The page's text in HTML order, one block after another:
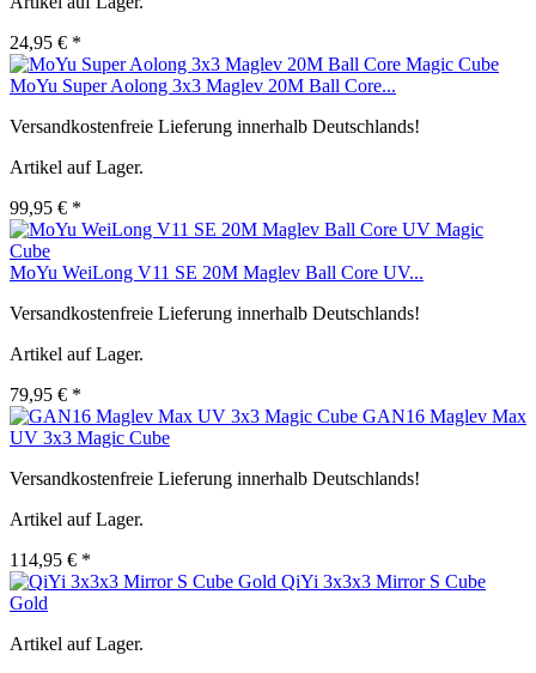
24,95 € *
MoYu Super Aolong 3x3 Maglev 20M Ball Core...
Versandkostenfreie Lieferung innerhalb Deutschlands!
Artikel auf Lager.
99,95 € *
MoYu WeiLong V11 SE 20M Maglev Ball Core UV...
Versandkostenfreie Lieferung innerhalb Deutschlands!
Artikel auf Lager.
79,95 € *
GAN16 Maglev Max
UV 3x3 Magic Cube
Versandkostenfreie Lieferung innerhalb Deutschlands!
Artikel auf Lager.
114,95 € *
QiYi 3x3x3 Mirror S Cube
Gold
Artikel auf Lager.